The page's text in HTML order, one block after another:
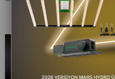
Barış Çiçeği